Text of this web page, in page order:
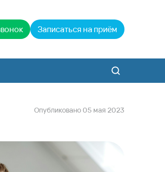
Записаться на приём
Опубликовано 05 мая 2023